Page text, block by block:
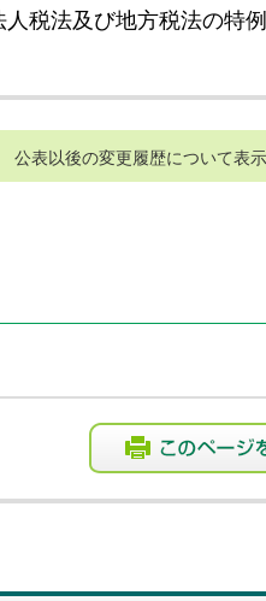
税法及び地方税法の特
公表以後の変更履歴について表示